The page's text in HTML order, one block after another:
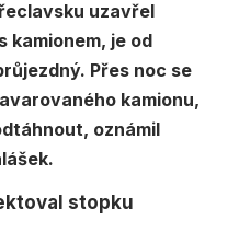
uzavřel
kamionem, je od
Přes noc se
kamionu,
oznámil
stopku